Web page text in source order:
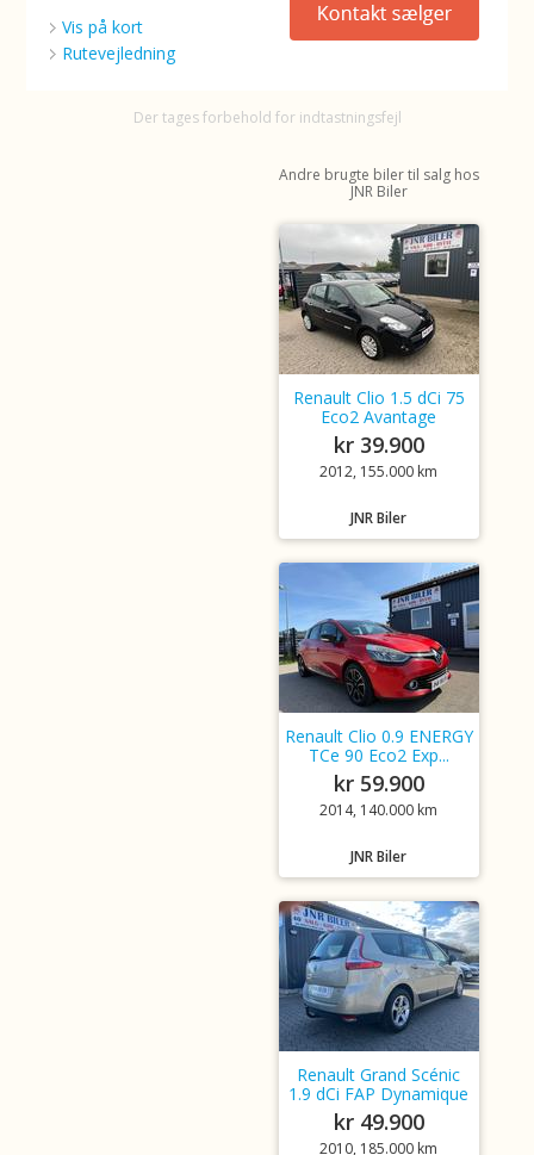
Vis på kort
Rutevejledning
Der tages forbehold for indtastningsfejl
Andre brugte biler til salg hos
JNR Biler
Renault Clio 1.5 dCi 75
Eco2 Avantage
kr 39.900
2012, 155.000 km
JNR Biler
Renault Clio 0.9 ENERGY
TCe 90 Eco2 Exp...
kr 59.900
2014, 140.000 km
JNR Biler
Renault Grand Scénic
1.9 dCi FAP Dynamique
kr 49.900
2010, 185.000 km